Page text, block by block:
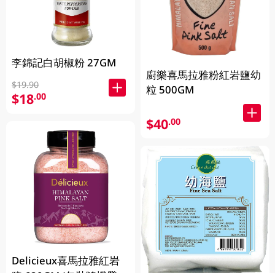
李錦記白胡椒粉 27GM
$19.90
$18.00
Delicieux喜馬拉雅紅岩
廚樂喜馬拉雅粉紅岩鹽幼
粒 500GM
$40.00